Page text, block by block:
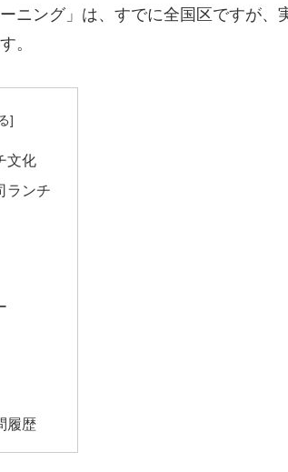
ニング」は、すでに全国区ですが、
。
文化
ランチ
履歴